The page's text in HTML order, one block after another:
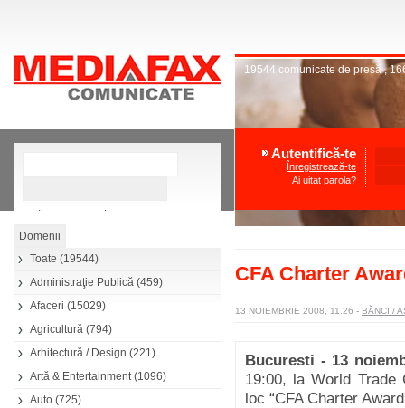
Căutare avansată
Toate (19544)
Administraţie Publică (459)
Afaceri (15029)
Agricultură (794)
Arhitectură / Design (221)
Artă & Entertainment(1096)
Auto (725)
19544 comunicate de presă,
Autentifică-te
Înregistrează-te
Ai uitat parola?
CFA Charter
13 NOIEMBRIE 2008, 11.26 - BĂNCI /
Bucuresti - 13
19:00, la World Trade
loc “CFA Charter